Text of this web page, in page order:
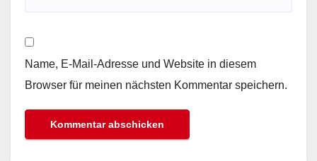
Name, E-Mail-Adresse und Website in diesem
Browser für meinen nächsten Kommentar speichern.